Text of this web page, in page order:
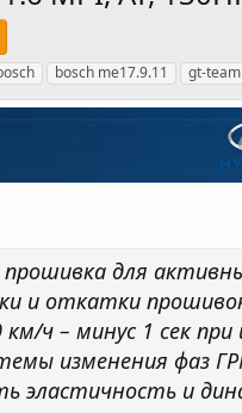
bosch me17.9.11 gt-team
для
и откатки
км/ч – минус 1 сек
изменения фаз
эластичность и